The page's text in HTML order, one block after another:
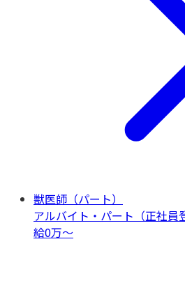
獣医師（パート）
アルバイト・パート（正社員
給0万〜